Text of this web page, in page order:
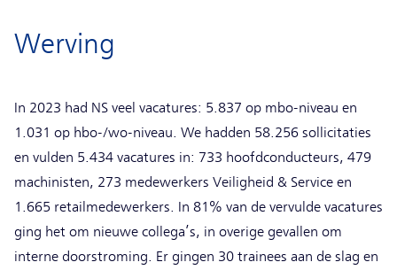
Werving
In 2023 had NS veel vacatures: 5.837 op mbo-niveau en
1.031 op hbo-/wo-niveau. We hadden 58.256 sollicitaties
en vulden 5.434 vacatures in: 733 hoofdconducteurs, 479
machinisten, 273 medewerkers Veiligheid & Service en
1.665 retailmedewerkers. In 81% van de vervulde vacatures
ging het om nieuwe collega’s, in overige gevallen om
interne doorstroming. Er gingen 30 trainees aan de slag en